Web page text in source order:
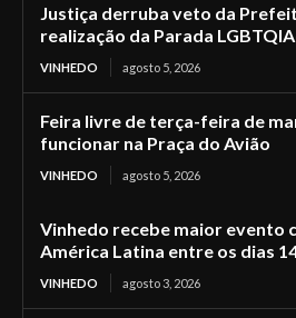
Justiça derruba veto da
realização da Parada
VINHEDO agosto 5, 2026
Feira livre de terça-feira de
funcionar na Praça do Avião
VINHEDO agosto 5, 2026
Vinhedo recebe maior evento
América Latina entre os dias
VINHEDO agosto 3, 2026